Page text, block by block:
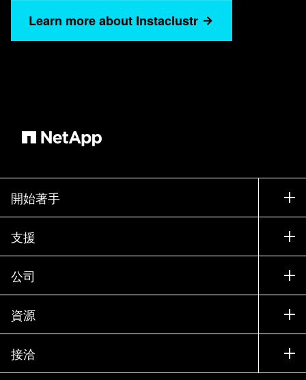
Learn more about Instaclustr
開始著手
如何購買
聯絡銷售人員
尋找合作夥伴
試用產品
執行簡報
產品（依英文字母順序排列）
支援
支援
訓練
說明文件
知識庫
社群
公司
公司
合作夥伴
工作機會
資源
新聞
活動
接洽